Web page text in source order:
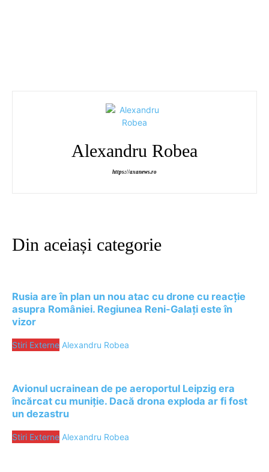
Alexandru Robea
https://axanews.ro
Din aceiași categorie
Rusia are în plan un nou atac cu drone cu reacție
asupra României. Regiunea Reni-Galați este în
vizor
Stiri Externe Alexandru Robea
Avionul ucrainean de pe aeroportul Leipzig era
încărcat cu muniție. Dacă drona exploda ar fi fost
un dezastru
Stiri Externe Alexandru Robea